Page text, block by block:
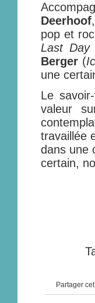
Deerhoof,
pop et
Last Day
Berger (
une
Le
valeur
travaillée
dans une
certain,
Partager